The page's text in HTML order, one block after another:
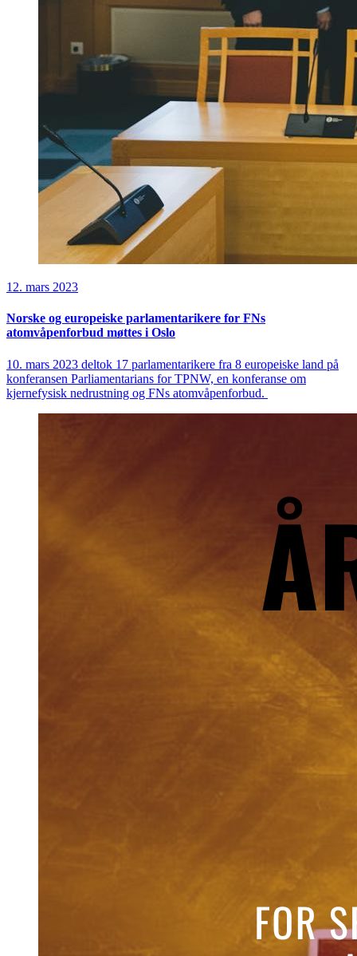
12. mars 2023
Norske og europeiske parlamentarikere for FNs
atomvåpenforbud møttes i Oslo
10. mars 2023 deltok 17 parlamentarikere fra 8 europeiske land på
konferansen Parliamentarians for TPNW, en konferanse om
kjernefysisk nedrustning og FNs atomvåpenforbud.